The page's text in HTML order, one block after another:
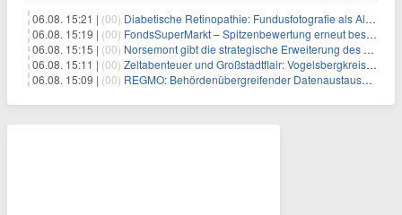
06.08. 15:21 | (00) Diabetische Retinopathie: Fundusfotografie als Alternative zur Ophthalmoskopie
06.08. 15:19 | (00) FondsSuperMarkt – Spitzenbewertung erneut bestätigt
06.08. 15:15 | (00) Norsemont gibt die strategische Erweiterung des Konzessionspakets Choquelimpie auf 9.048 Hektar bekannt
06.08. 15:11 | (00) Zeltabenteuer und Großstadtflair: Vogelsbergkreis blickt auf zwei erfolgreiche Sommerfreizeiten zurück
06.08. 15:09 | (00) REGMO: Behördenübergreifender Datenaustausch für Millionen Bürger:innen – Teil 1